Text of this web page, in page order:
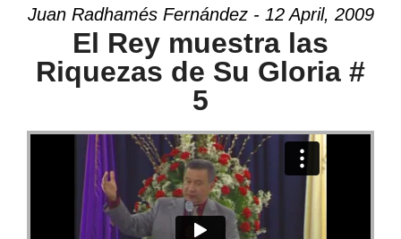
Juan Radhamés Fernández - 12 April, 2009
El Rey muestra las
Riquezas de Su Gloria #
5